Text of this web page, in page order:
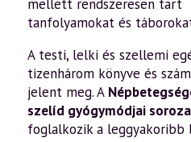
mellett rendszeresen tart
tanfolyamokat és
A testi, lelki és szellemi
tizenhárom könyve és
jelent meg. A
szelíd gyógymódjai
foglalkozik a leggyakoribb